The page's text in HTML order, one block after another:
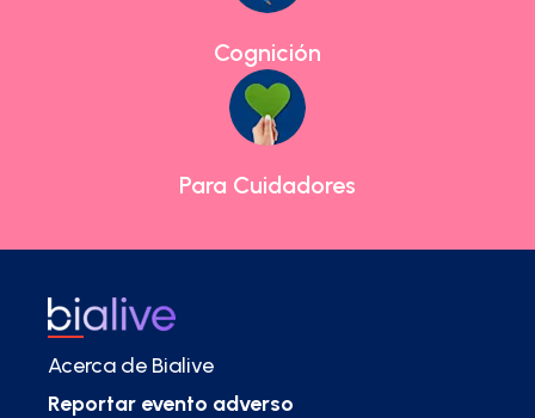
Cognición
Para Cuidadores
Acerca de Bialive
Reportar evento adverso